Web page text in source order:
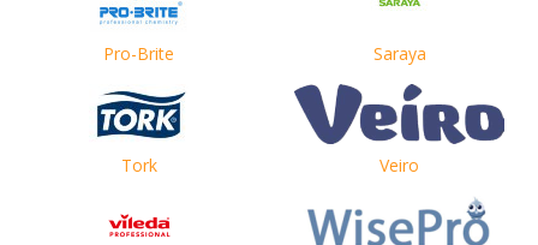
Pro-Brite Saraya
Tork Veiro